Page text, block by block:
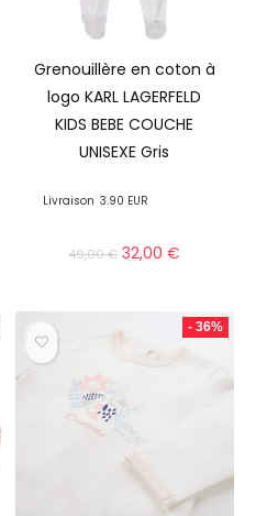
Grenouillère en coton à
logo KARL LAGERFELD
KIDS BEBE COUCHE
UNISEXE Gris
Livraison 3.90 EUR
49,00€ 32,00€
- 36%